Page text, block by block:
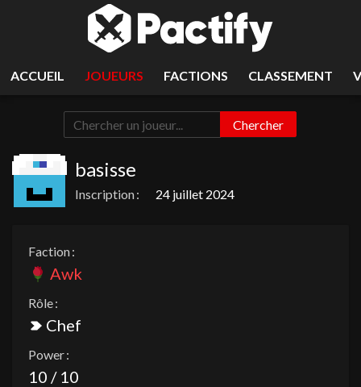
ACCUEIL JOUEURS FACTIONS CLASSEMENT
Chercher
basisse
Inscription : 24 juillet 2024
Faction :
Awk
Rôle :
Chef
Power :
10 / 10